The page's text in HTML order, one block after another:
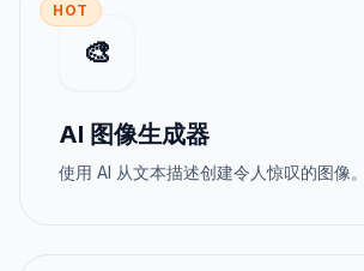
HOT
🎨
AI 图像生成器
使用 AI 从文本描述创建令人惊叹的图像。